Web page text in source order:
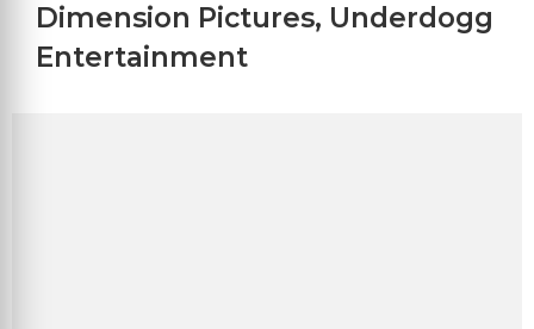
Dimension Pictures, Underdogg
Entertainment